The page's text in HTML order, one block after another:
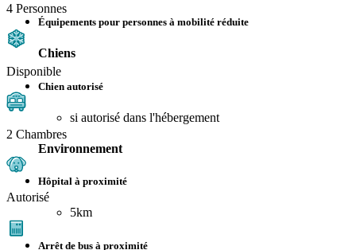
Équipements pour personnes à mobilité réduite
Chiens
Chien autorisé
si autorisé dans l'hébergement
Environnement
Hôpital à proximité
5km
Arrêt de bus à proximité
4 Personnes
Disponible
2 Chambres
Autorisé